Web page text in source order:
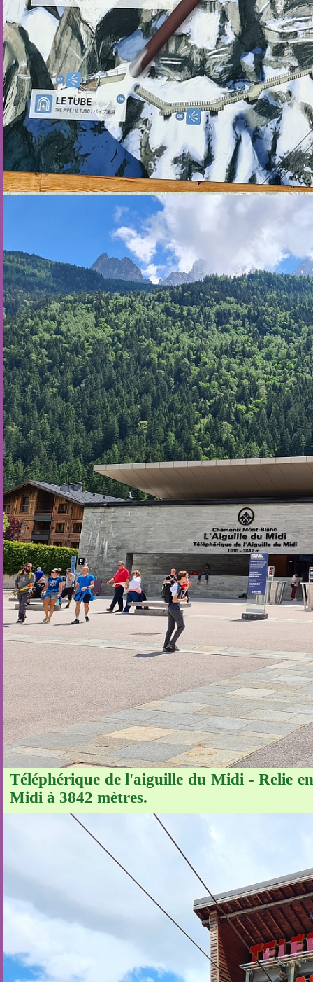
Téléphérique de l'aiguille du Midi - Relie
Midi à 3842 mètres.